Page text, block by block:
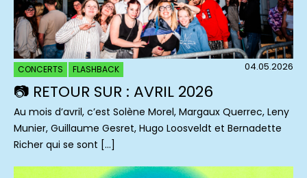
CONCERTS FLASHBACK 04.05.2026
📷 RETOUR SUR : AVRIL 2026
Au mois d’avril, c’est Solène Morel, Margaux Querrec, Leny
Munier, Guillaume Gesret, Hugo Loosveldt et Bernadette
Richer qui se sont […]